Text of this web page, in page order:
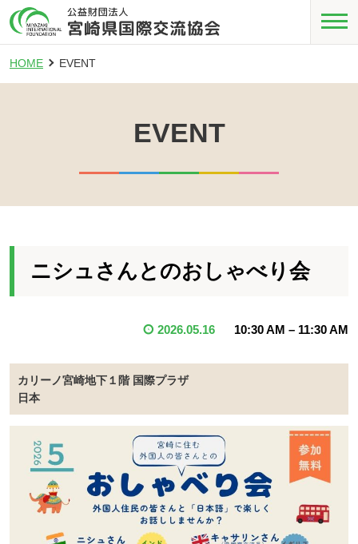
HOME EVENT
EVENT
ニシュさんとのおしゃべり会
2026.05.16 10:30 AM– 11:30 AM
カリーノ宮崎地下１階 国際プラザ
日本